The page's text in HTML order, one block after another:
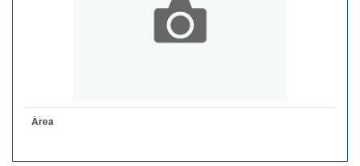
Àrea